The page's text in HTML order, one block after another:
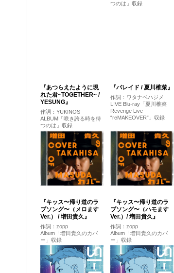
つのは」収録
『あつらえたように現
れた君~TOGETHER~ /
YESUNG』
作詞：YUKINOS
ALBUM「咲き誇る時を待
つのは」収録
『パレイド / 夏川椎菜』
作詞：ワタナベハジメ
LIVE Blu-ray「夏川椎菜
Revenge Live
“reMAKEOVER”」収録
『キッス〜帰り道のラ
ブソング〜（メロます
Ver.） / 増田貴久』
作詞：zopp
Album「増田貴久のカバ
ー」収録
『キッス〜帰り道のラ
ブソング〜（ハモます
Ver.）/ 増田貴久』
作詞：zopp
Album「増田貴久のカバ
ー」収録